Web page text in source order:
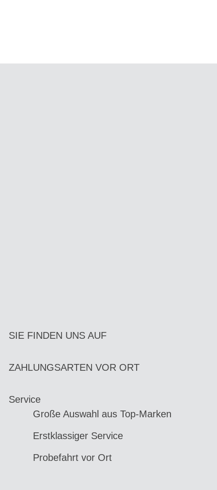
SIE FINDEN UNS AUF
ZAHLUNGSARTEN VOR ORT
Service
Große Auswahl aus Top-Marken
Erstklassiger Service
Probefahrt vor Ort